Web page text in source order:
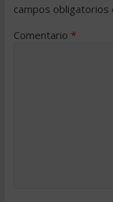
campos obligatorios
Comentario *